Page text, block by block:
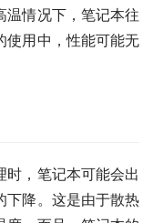
温情况下，笔记本往
使用中，性能可能无
时，笔记本可能会出
下降。这是由于散热